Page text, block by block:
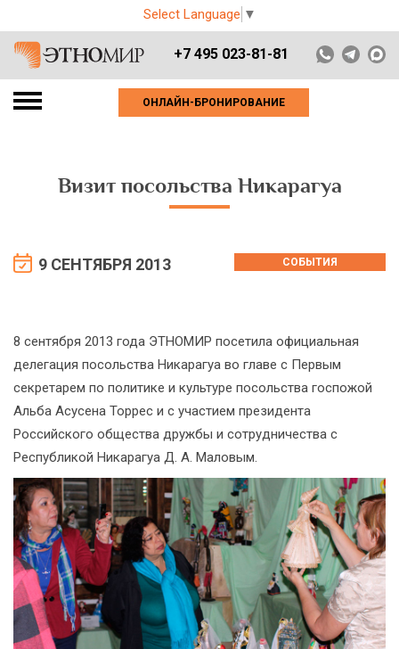
Select Language ▼
+7 495 023-81-81
ОНЛАЙН-БРОНИРОВАНИЕ
Визит посольства Никарагуа
9 СЕНТЯБРЯ 2013 СОБЫТИЯ
8 сентября 2013 года ЭТНОМИР посетила официальная
делегация посольства Никарагуа во главе с Первым
секретарем по политике и культуре посольства госпожой
Альба Асусена Торрес и с участием президента
Российского общества дружбы и сотрудничества с
Республикой Никарагуа Д. А. Маловым.